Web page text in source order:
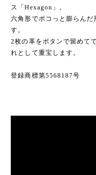
ス「Hexagon」。
六角形でポコっと膨らん
す。
2枚の革をボタンで留めて
れとして重宝します。
登録商標第5568187号